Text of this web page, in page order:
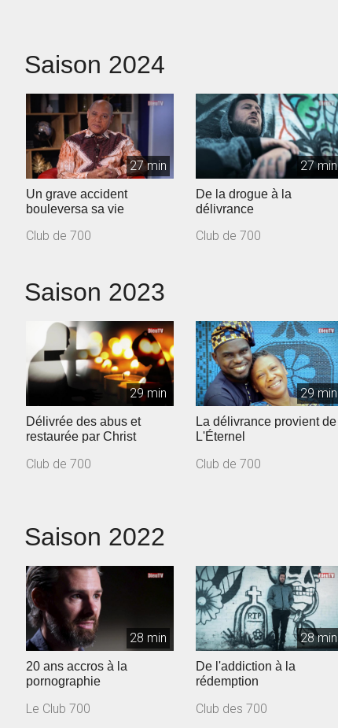
Saison 2024
27 min
Un grave accident
bouleversa sa vie
Club de 700
27 min
De la drogue à la
délivrance
Club de 700
Saison 2023
29 min
Délivrée des abus et
restaurée par Christ
Club de 700
29 min
La délivrance provient de
L'Éternel
Club de 700
Saison 2022
28 min
20 ans accros à la
pornographie
Le Club 700
28 min
De l'addiction à la
rédemption
Club des 700